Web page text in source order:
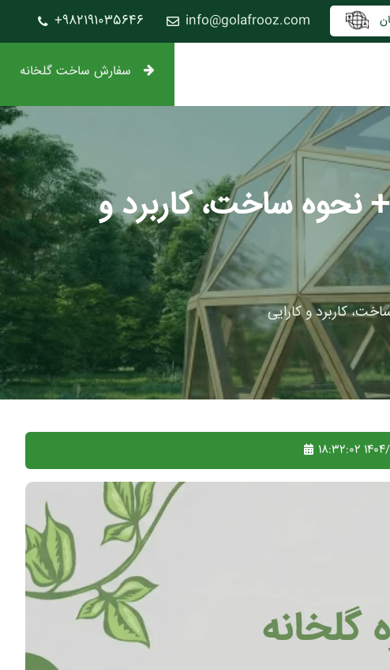
982191035646+ info@golafrooz.com
سفارش ساخت گلخانه
انواع سازه گلخانه ایرانی و خارجی 1405 + نحوه ساخت، کاربرد و
1404/12/